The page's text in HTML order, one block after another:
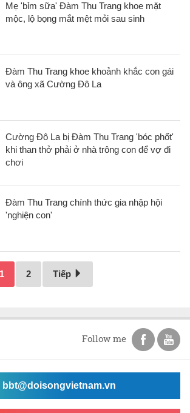
Mẹ 'bỉm sữa' Đàm Thu Trang khoe mặt
mộc, lộ bọng mắt mệt mỏi sau sinh
Đàm Thu Trang khoe khoảnh khắc con gái
và ông xã Cường Đô La
Cường Đô La bị Đàm Thu Trang 'bóc phốt'
khi than thở phải ở nhà trông con để vợ đi
chơi
Đàm Thu Trang chính thức gia nhập hội
'nghiện con'
1 2 Tiếp
Follow me
bbt@doisongvietnam.vn